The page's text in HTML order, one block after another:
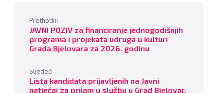
Prethodni
JAVNI POZIV za financiranje jednogodišnjih
programa i projekata udruga u kulturi
Grada Bjelovara za 2026. godinu
Sljedeći
Lista kandidata prijavljenih na Javni
natječaj za prijam u službu u Grad Bjelovar,